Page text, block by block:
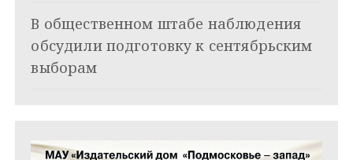
В общественном штабе наблюдения
обсудили подготовку к сентябрьским
выборам